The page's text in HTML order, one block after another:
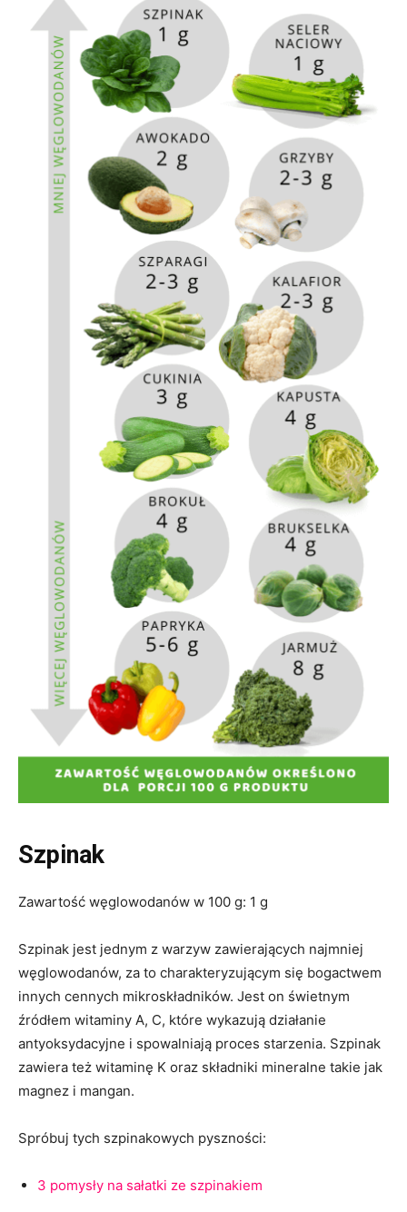
Szpinak
Zawartość węglowodanów w 100 g: 1 g
Szpinak jest jednym z warzyw zawierających najmniej
węglowodanów, za to charakteryzującym się bogactwem
innych cennych mikroskładników. Jest on świetnym
źródłem witaminy A, C, które wykazują działanie
antyoksydacyjne i spowalniają proces starzenia. Szpinak
zawiera też witaminę K oraz składniki mineralne takie jak
magnez i mangan.
Spróbuj tych szpinakowych pyszności:
3 pomysły na sałatki ze szpinakiem